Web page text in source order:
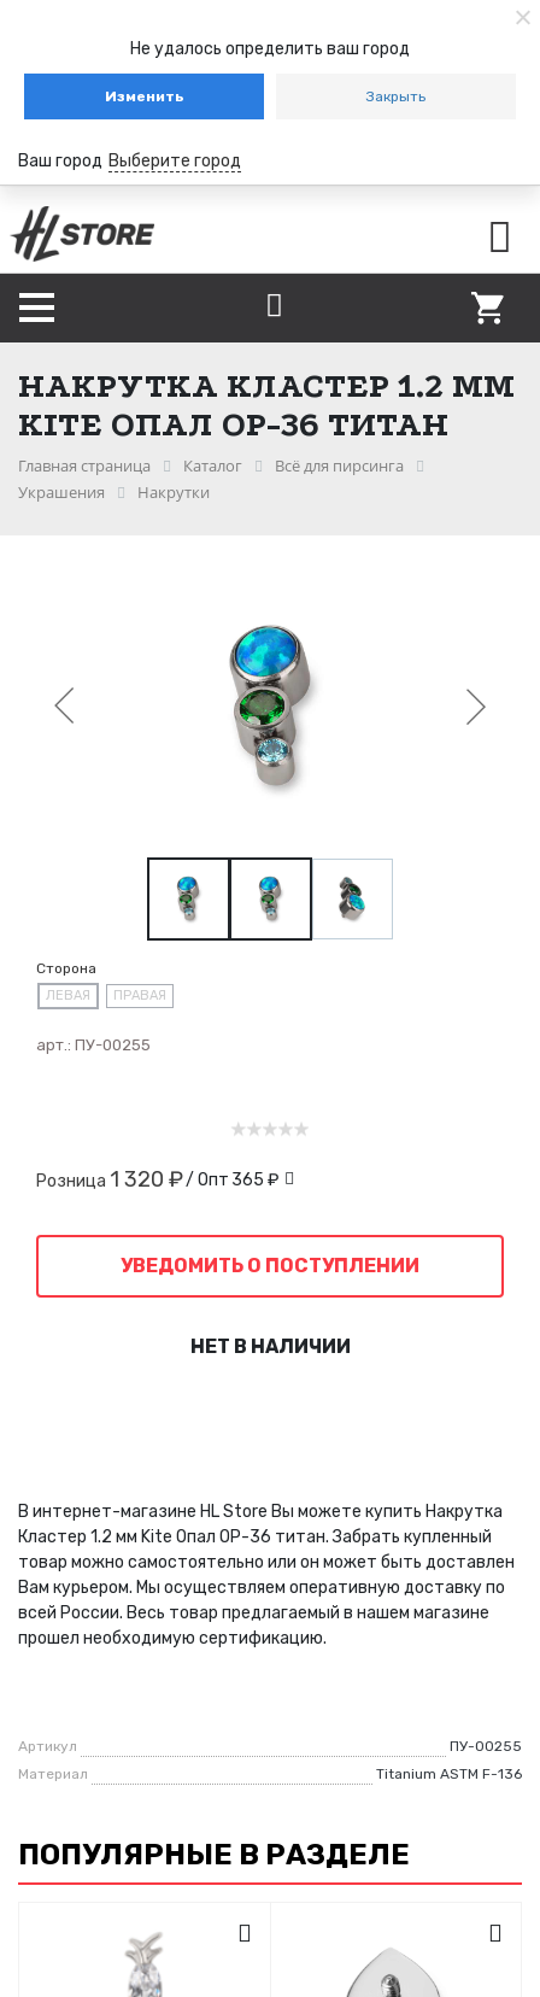
Не удалось определить ваш город
Изменить Закрыть
Ваш город Выберите город
НАКРУТКА КЛАСТЕР 1.2 ММ
KITE ОПАЛ OP-36 ТИТАН
Главная страница Каталог
Всё для пирсинга
Украшения
Накрутки
Сторона
ЛЕВАЯ ПРАВАЯ
арт.: ПУ-00255
Розница 1 320 ₽/ Опт 365 ₽
УВЕДОМИТЬ О ПОСТУПЛЕНИИ
НЕТ В НАЛИЧИИ
В интернет-магазине HL Store Вы можете купить Накрутка
Кластер 1.2 мм Kite Опал OP-36 титан. Забрать купленный
товар можно самостоятельно или он может быть доставлен
Вам курьером. Мы осуществляем оперативную доставку по
всей России. Весь товар предлагаемый в нашем магазине
прошел необходимую сертификацию.
Артикул
ПУ-00255
Материал
Titanium ASTM F-136
ПОПУЛЯРНЫЕ В РАЗДЕЛЕ